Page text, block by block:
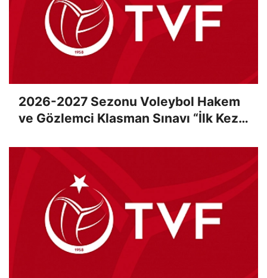
2026-2027 Sezonu Voleybol Hakem
ve Gözlemci Klasman Sınavı “İlk Kez”